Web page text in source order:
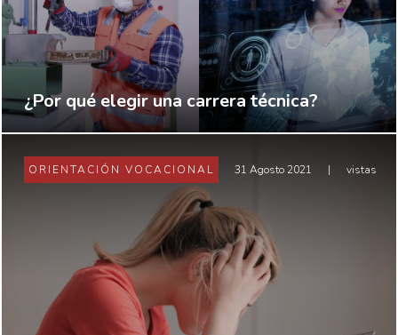
¿Por qué elegir una carrera técnica?
ORIENTACIÓN VOCACIONAL 31 Agosto 2021 | vistas